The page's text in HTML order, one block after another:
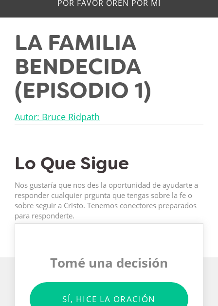
POR FAVOR OREN POR MÍ
LA FAMILIA
BENDECIDA
(EPISODIO 1)
Autor: Bruce Ridpath
Lo Que Sigue
Nos gustaría que nos des la oportunidad de ayudarte a
responder cualquier prgunta que tengas sobre la fe o
sobre seguir a Cristo. Tenemos conectores preparados
para responderte.
Tomé una decisión
SÍ, HICE LA ORACIÓN